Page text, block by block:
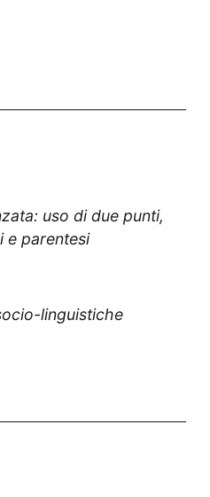
uso di due punti,
e parentesi
linguistiche